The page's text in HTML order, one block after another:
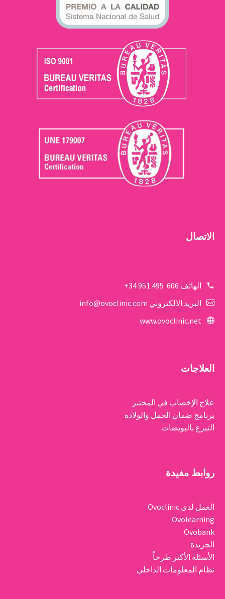
الاتصال
الهاتف 606 495 951 34+
البريد الالكتروني info@ovoclinic.com
www.ovoclinic.net
العلاجات
علاج الإخصاب في المختبر
برنامج ضمان الحمل والولادة
التبرع بالبويضات
روابط مفيدة
العمل لدى Ovoclinic
Ovolearning
Ovobank
الجريدة
الأسئلة الأكثر طرحاً
نظام المعلومات الداخلي